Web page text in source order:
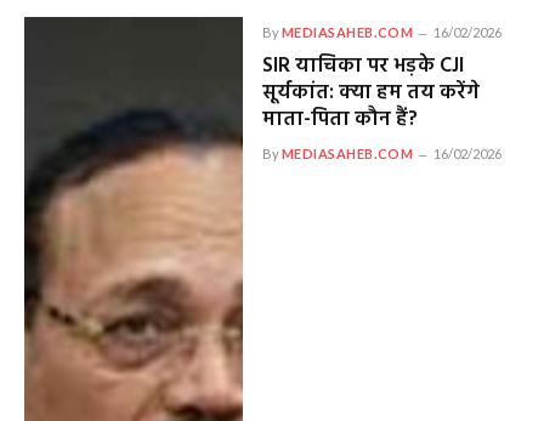
ByMEDIASAHEB.COM 16/02/2026
SIR याचिका पर भड़के CJI
सूर्यकांत: क्या हम तय करेंगे
माता-पिता कौन हैं?
ByMEDIASAHEB.COM 16/02/2026